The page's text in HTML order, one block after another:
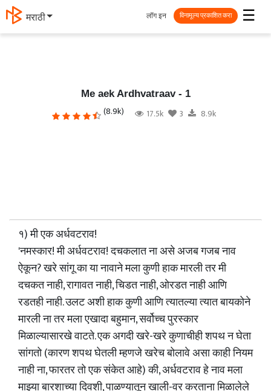
मराठी ☰
लॉग इन विनामूल्य प्रकाशित करा
Me aek Ardhvatraav - 1
(8.9k) 17.5k 3 8.9k
१) मी एक अर्धवटराव!
'नमस्कार! मी अर्धवटराव! दचकलात ना असे अजब गजब नाव
ऐकून? खरे सांगू का या नावाने मला कुणी हाक मारली तर मी
दचकत नाही, रागावत नाही, चिडत नाही, ओरडत नाही आणि
रडतही नाही. उलट अशी हाक कुणी आणि त्यातल्या त्यात बायकोने
मारली ना तर मला एखादा बहुमान, सर्वोच्च पुरस्कार
मिळाल्यासारखे वाटते. एक अगदी खरे-खरे कुणाचीही शपथ न घेता
सांगतो (कारण शपथ घेतली म्हणजे खरेच बोलावे असा काही नियम
नाही ना, फारतर तो एक संकेत आहे) की, अर्धवटराव हे नाव मला
माझ्या बारशाच्या दिवशी, पाळण्यातून खाली-वर करताना मिळालेले